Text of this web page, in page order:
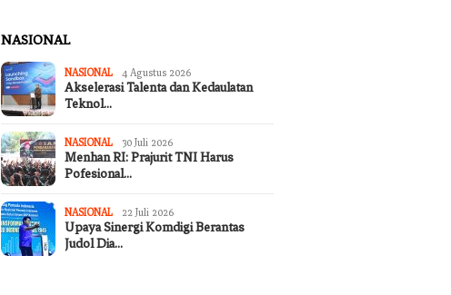
NASIONAL
NASIONAL 4 Agustus 2026
Akselerasi Talenta dan Kedaulatan
Teknol…
NASIONAL 30 Juli 2026
Menhan RI: Prajurit TNI Harus
Pofesional…
NASIONAL 22 Juli 2026
Upaya Sinergi Komdigi Berantas
Judol Dia…